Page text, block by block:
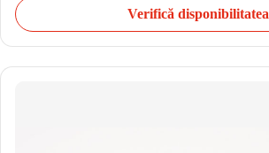
Verifică disponibilitatea